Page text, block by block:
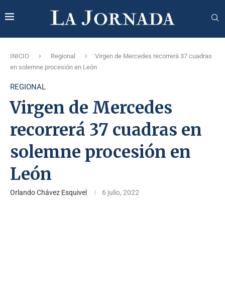
INICIO Regional
Virgen de Mercedes recorrerá 37 cuadras
en solemne procesión en León
REGIONAL
Virgen de Mercedes
recorrerá 37 cuadras en
solemne procesión en
León
Orlando Chávez Esquivel 6 julio, 2022